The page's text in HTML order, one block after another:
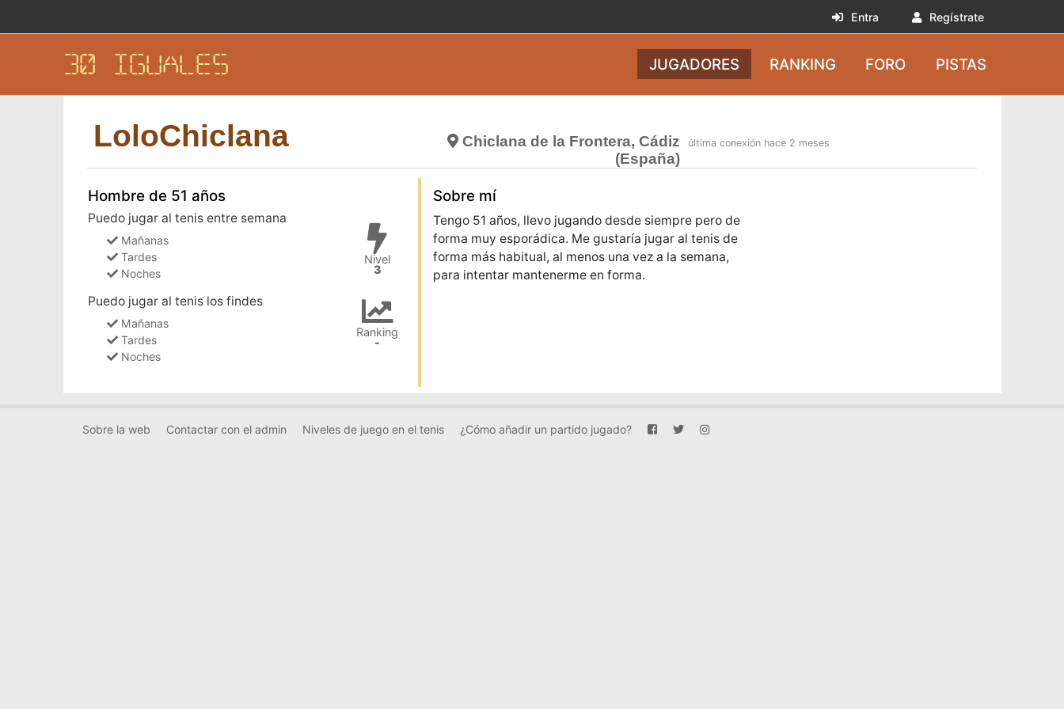
Entra Regístrate
30 IGUALES JUGADORES RANKING FORO PISTAS
LoloChiclana
Chiclana de la Frontera, Cádiz
(España)
última conexión hace 2 meses
Hombre de 51 años
Puedo jugar al tenis entre semana
Mañanas
Tardes
Noches
Puedo jugar al tenis los findes
Mañanas
Tardes
Noches
Nivel
3
Ranking
-
Sobre mí
Tengo 51 años, llevo jugando desde siempre pero de
forma muy esporádica. Me gustaría jugar al tenis de
forma más habitual, al menos una vez a la semana,
para intentar mantenerme en forma.
Sobre la web Contactar con el admin Niveles de juego en el tenis ¿Cómo añadir un partido jugado?